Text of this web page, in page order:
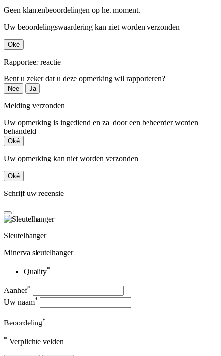
Geen klantenbeoordelingen op het moment.
Uw beoordelingswaardering kan niet worden verzonden
Oké
Rapporteer reactie
Bent u zeker dat u deze opmerking wil rapporteren?
Nee Ja
Melding verzonden
Uw opmerking is ingediend en zal door een beheerder worden
behandeld.
Oké
Uw opmerking kan niet worden verzonden
Oké
Schrijf uw recensie
Sleutelhanger
Minerva sleutelhanger
Quality*
Aanhef*
Uw naam*
Beoordeling*
* Verplichte velden